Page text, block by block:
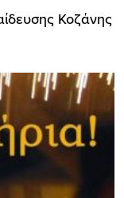
Κοζάνης